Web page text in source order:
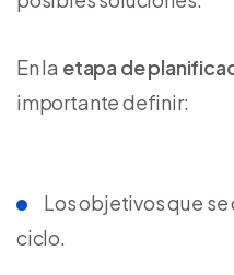
En la etapa de
importante definir:
Los objetivos que
ciclo.